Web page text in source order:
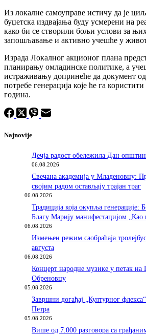
Из локалне самоуправе истичу да је
буџетска издвајања буду усмерени на
како би се створили бољи услови за
запошљавање и активно учешће у
Израда Локалног акционог плана
планирању омладинске политике, а
истраживању допринеће да документ
потребе генерација које ће га
година.
Najnovije
Дечја радост обележила Дан
06.08.2026
Свечана академија у Младеновцу:
својим радом остављају трајан траг
06.08.2026
Традиција која окупља генерације:
Благу Марију манифестацијом „Као
06.08.2026
Измењен режим саобраћаја
августа
06.08.2026
Концерт народне музике у петак на
Обреновцу
05.08.2026
Завршни догађај „Културног
Петра
05.08.2026
Више од 7.000 разговора са